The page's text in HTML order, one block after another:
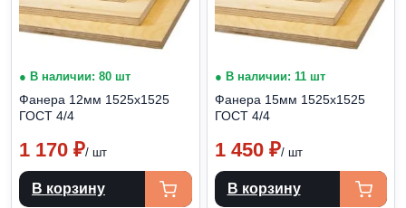
● В наличии: 80 шт
Фанера 12мм 1525х1525
ГОСТ 4/4
1 170 ₽/ шт
В корзину
● В наличии: 11 шт
Фанера 15мм 1525х1525
ГОСТ 4/4
1 450 ₽/ шт
В корзину